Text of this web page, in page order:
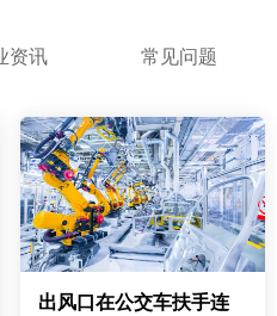
资讯 常见问题
出风口在公交车扶手连